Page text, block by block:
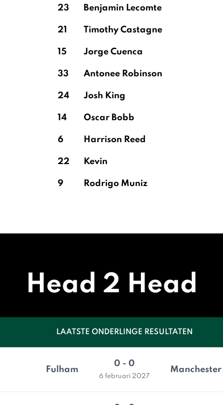
23
Benjamin Lecomte
21 Timothy Castagne
15 Jorge Cuenca
33 Antonee Robinson
24 Josh King
14 Oscar Bobb
6 Harrison Reed
22 Kevin
9 Rodrigo Muniz
Head 2 Head
LAATSTE ONDERLINGE RESULTATEN
Fulham
0 - 0
6 februari 2027
Manchester